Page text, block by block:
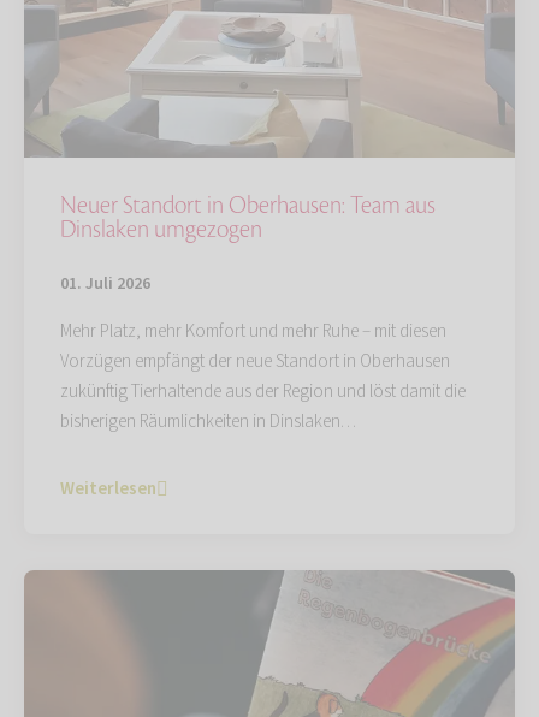
Neuer Standort in Oberhausen: Team aus
Dinslaken umgezogen
01. Juli 2026
Mehr Platz, mehr Komfort und mehr Ruhe – mit diesen
Vorzügen empfängt der neue Standort in Oberhausen
zukünftig Tierhaltende aus der Region und löst damit die
bisherigen Räumlichkeiten in Dinslaken…
Weiterlesen